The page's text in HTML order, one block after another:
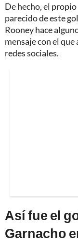
De hecho, el
parecido de este
Rooney hace
mensaje con el
redes sociales.
Así fue el
Garnacho